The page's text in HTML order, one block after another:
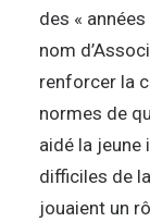
des «
nom
renforcer la
normes de
aidé la jeune
difficiles de
jouaient un